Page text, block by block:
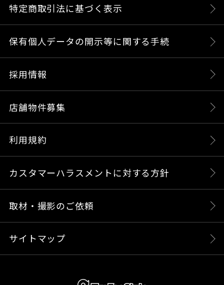
特定商取引法に基づく表示
保有個人データの開示等に関する手続
採用情報
店舗物件募集
利用規約
カスタマーハラスメントに対する方針
取材・撮影のご依頼
サイトマップ